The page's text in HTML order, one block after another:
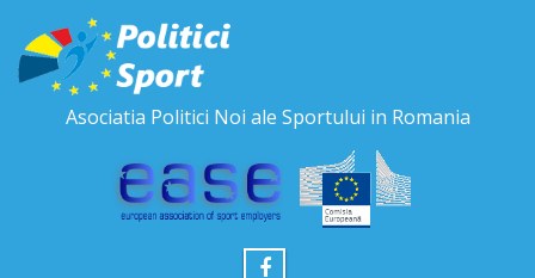
Asociatia Politici Noi ale Sportului in Romania